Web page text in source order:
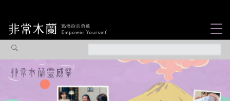
焦點企劃